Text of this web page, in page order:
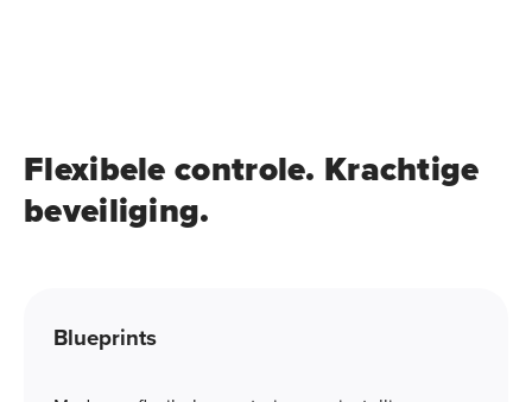
Flexibele controle. Krachtige
beveiliging.
Blueprints